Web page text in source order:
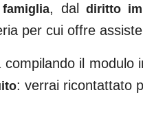
, dal diritto
per cui offre
compilando il
: verrai ricontattato